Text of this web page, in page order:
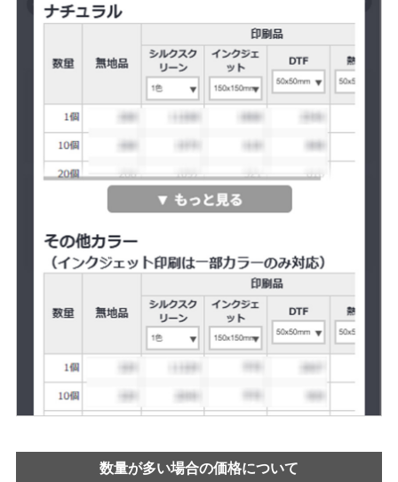
数量が多い場合の価格について